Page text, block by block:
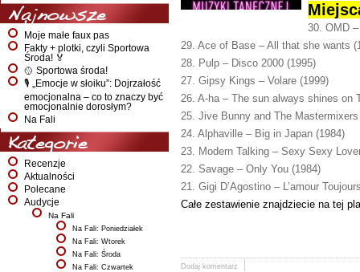
Najnowsze
Moje małe faux pas
Fakty + plotki, czyli Sportowa
Środa! 🏅
🥎 Sportowa środa!
🎙️ „Emocje w słoiku”: Dojrzałość
emocjonalna – co to znaczy być
emocjonalnie dorosłym?
Na Fali
Kategorie
Recenzje
Aktualności
Polecane
Audycje
Na Fali
Na Fali: Poniedziałek
Na Fali: Wtorek
Na Fali: Środa
Na Fali: Czwartek
30. OMD
29. Ace of Base – All that she wants
28. Pulp – Disco 2000 (1995)
27. Gipsy Kings – Volare (1999)
26. A-ha – The sun always shines on
25. Jive Bunny and The
24. Alphaville – Big in Japan (1984)
23. Modern Talking – Sexy Sexy
22. Savage – Only You (1984)
21. Gigi D’Agostino – L’amour
Całe zestawienie znajdziecie na tej
Dodaj komentarz